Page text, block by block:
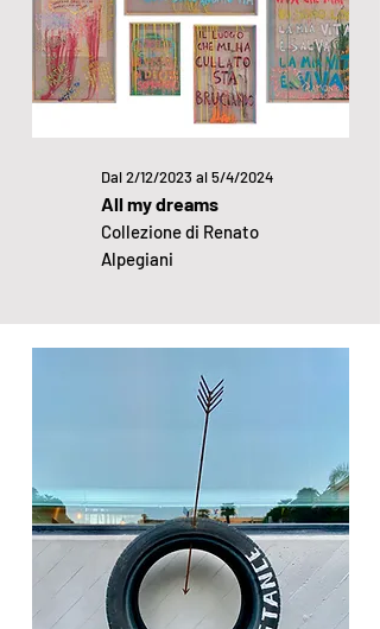
Dal 2/12/2023 al 5/4/2024
All my dreams
Collezione di Renato
Alpegiani